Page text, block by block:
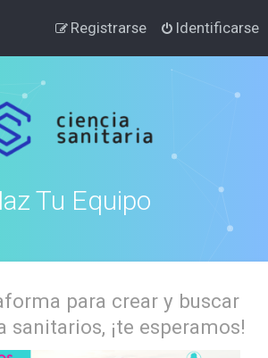
Identificarse
Registrarse
Tu Equipo
para crear y buscar
sanitarios, ¡te esperamos!